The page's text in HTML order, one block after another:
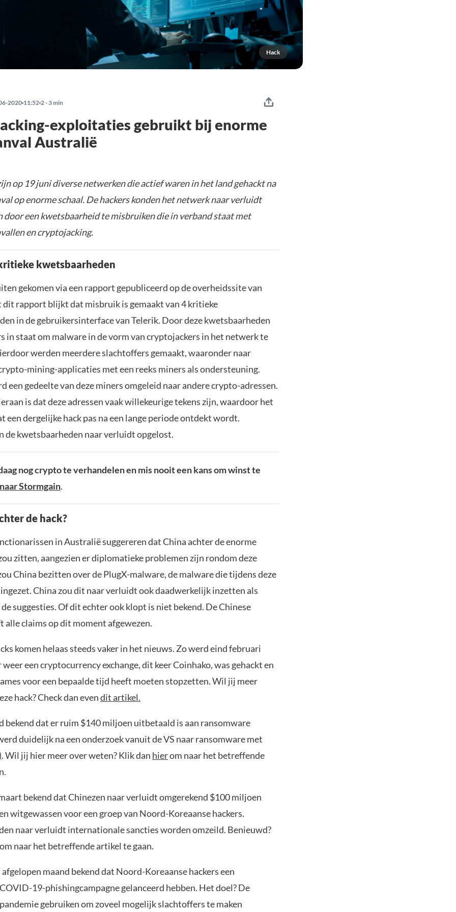
Hack
2020 11:52 2 - 3 min
exploitaties gebruikt bij enorme
Australië
op 19 juni diverse netwerken die actief waren in het land gehackt na
op enorme schaal. De hackers konden het netwerk naar verluidt
een kwetsbaarheid te misbruiken die in verband staat met
en cryptojacking.
kwetsbaarheden
gekomen via een rapport gepubliceerd op de overheidssite van
rapport blijkt dat misbruik is gemaakt van 4 kritieke
in de gebruikersinterface van Telerik. Door deze kwetsbaarheden
in staat om malware in de vorm van cryptojackers in het netwerk te
werden meerdere slachtoffers gemaakt, waaronder naar
mining-applicaties met een reeks miners als ondersteuning.
een gedeelte van deze miners omgeleid naar andere crypto-adressen.
is dat deze adressen vaak willekeurige tekens zijn, waardoor het
een dergelijke hack pas na een lange periode ontdekt wordt.
de kwetsbaarheden naar verluidt opgelost.
nog crypto te verhandelen en mis nooit een kans om winst te
Stormgain.
de hack?
in Australië suggereren dat China achter de enorme
zitten, aangezien er diplomatieke problemen zijn rondom deze
China bezitten over de PlugX-malware, de malware die tijdens deze
China zou dit naar verluidt ook daadwerkelijk inzetten als
suggesties. Of dit echter ook klopt is niet bekend. De Chinese
alle claims op dit moment afgewezen.
komen helaas steeds vaker in het nieuws. Zo werd eind februari
weer een cryptocurrency exchange, dit keer Coinhako, was gehackt en
voor een bepaalde tijd heeft moeten stopzetten. Wil jij meer
hack? Check dan evendit artikel.
bekend dat er ruim $140 miljoen uitbetaald is aan ransomware
duidelijk na een onderzoek vanuit de VS naar ransomware met
. Wil jij hier meer over weten? Klik dan hierom naar het betreffende
bekend dat Chinezen naar verluidt omgerekend $100 miljoen
witgewassen voor een groep van Noord-Koreaanse hackers.
naar verluidt internationale sancties worden omzeild. Benieuwd?
naar het betreffende artikel te gaan.
maand bekend dat Noord-Koreaanse hackers een
19-phishingcampagne gelanceerd hebben. Het doel? De
gebruiken om zoveel mogelijk slachtoffers te maken